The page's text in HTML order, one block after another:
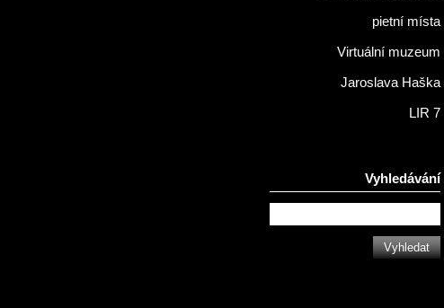
pietní místa
Virtuální muzeum
Jaroslava Haška
LIR 7
Vyhledávání